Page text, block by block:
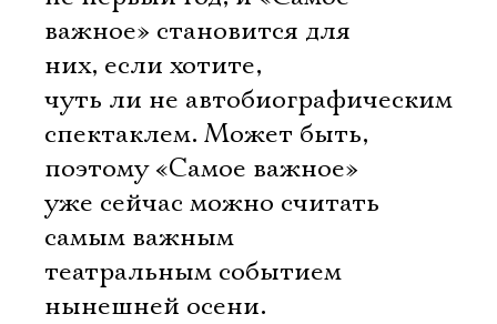
важное» становится для
них, если хотите,
чуть ли не автобиографическим
спектаклем. Может быть,
поэтому «Самое важное»
уже сейчас можно считать
самым важным
театральным событием
нынешней осени.